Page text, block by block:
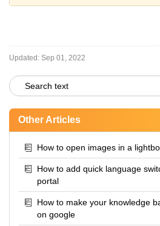
Updated: Sep 01, 2022
Other Articles
How to open images in a
How to add quick language
portal
How to make your knowledge
on google